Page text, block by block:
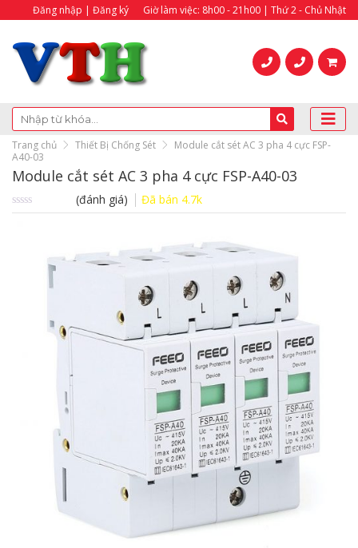
Đăng nhập | Đăng ký Giờ làm việc: 8h00 - 21h00 | Thứ 2 - Chủ Nhật
Trang chủ Thiết Bị Chống Sét
Module cắt sét AC 3 pha 4 cực FSP-
A40-03
Module cắt sét AC 3 pha 4 cực FSP-A40-03
Được
(đánh giá) Đã bán 4.7k